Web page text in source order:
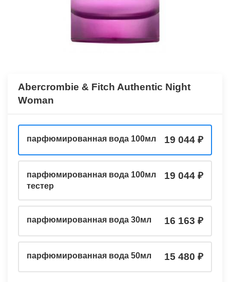
Abercrombie & Fitch Authentic Night
Woman
парфюмированная вода 100мл 19 044
парфюмированная вода 100мл
тестер
19 044
парфюмированная вода 30мл 16 163
парфюмированная вода 50мл 15 480